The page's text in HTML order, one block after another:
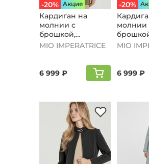
-20% Aкция
Кардиган на
молнии с
брошкой,
оливковый
MIO IMPERATRICE
6 999 ₽
-20%
молнии
MIO
6 999 ₽